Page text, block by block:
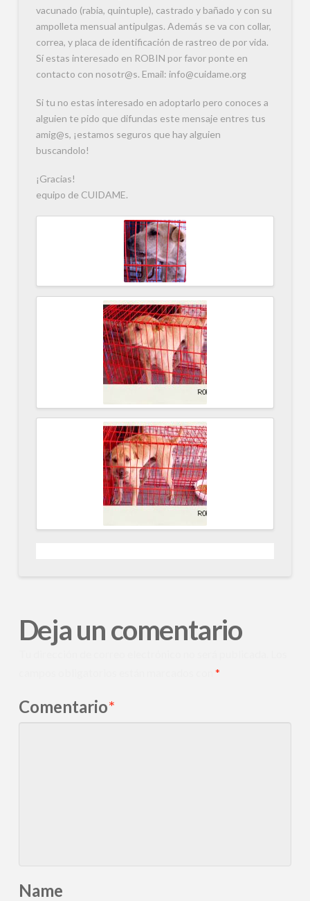
vacunado (rabia, quintuple), castrado y bañado y con su
ampolleta mensual antipulgas. Además se va con collar,
correa, y placa de identificación de rastreo de por vida.
Sí estas interesado en ROBIN por favor ponte en
contacto con nosotr@s. Email: info@cuidame.org
Si tu no estas interesado en adoptarlo pero conoces a
alguien te pido que difundas este mensaje entres tus
amig@s, ¡estamos seguros que hay alguien
buscandolo!
¡Gracias!
equipo de CUIDAME.
Deja un comentario
*
Comentario*
Name